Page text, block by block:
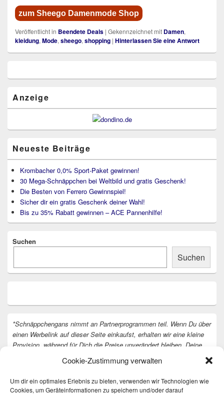
Cookie-Zustimmung verwalten
Um dir ein optimales Erlebnis zu bieten, verwenden wir Technologien wie
Cookies, um Geräteinformationen zu speichern und/oder darauf
zum Sheego Damenmode Shop
Veröffentlicht in Beendete Deals | Gekennzeichnet mit Damen,
kleidung, Mode, sheego, shopping | Hinterlassen Sie eine Antwort
Widget-
Anzeige
Neueste Beiträge
Krombacher 0,0% Sport-Paket gewinnen!
30 Mega-Schnäppchen bei Weltbild und gratis Geschenk!
Die Besten von Ferrero Gewinnspiel!
Sicher dir ein gratis Geschenk deiner Wahl!
Bis zu 35% Rabatt gewinnen – ACE Pannenhilfe!
Suchen
Suchen
*Schnäppchengans nimmt an Partnerprogrammen teil. Wenn Du über
einen Werbelink auf dieser Seite einkaufst, erhalten wir eine kleine
Provision, während für Dich die Preise unverändert bleiben. Deine
Vielen Dank dafür!